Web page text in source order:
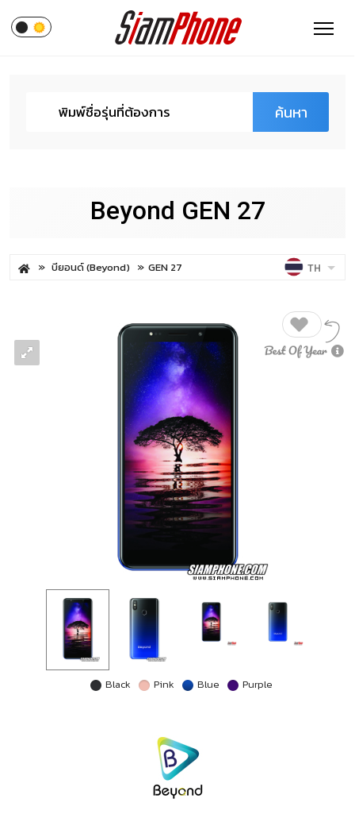
ค้นหา
Beyond GEN 27
บียอนด์ (Beyond) GEN 27 TH
Black Pink Blue Purple